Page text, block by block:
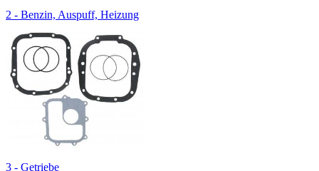
2 - Benzin, Auspuff, Heizung
3 - Getriebe